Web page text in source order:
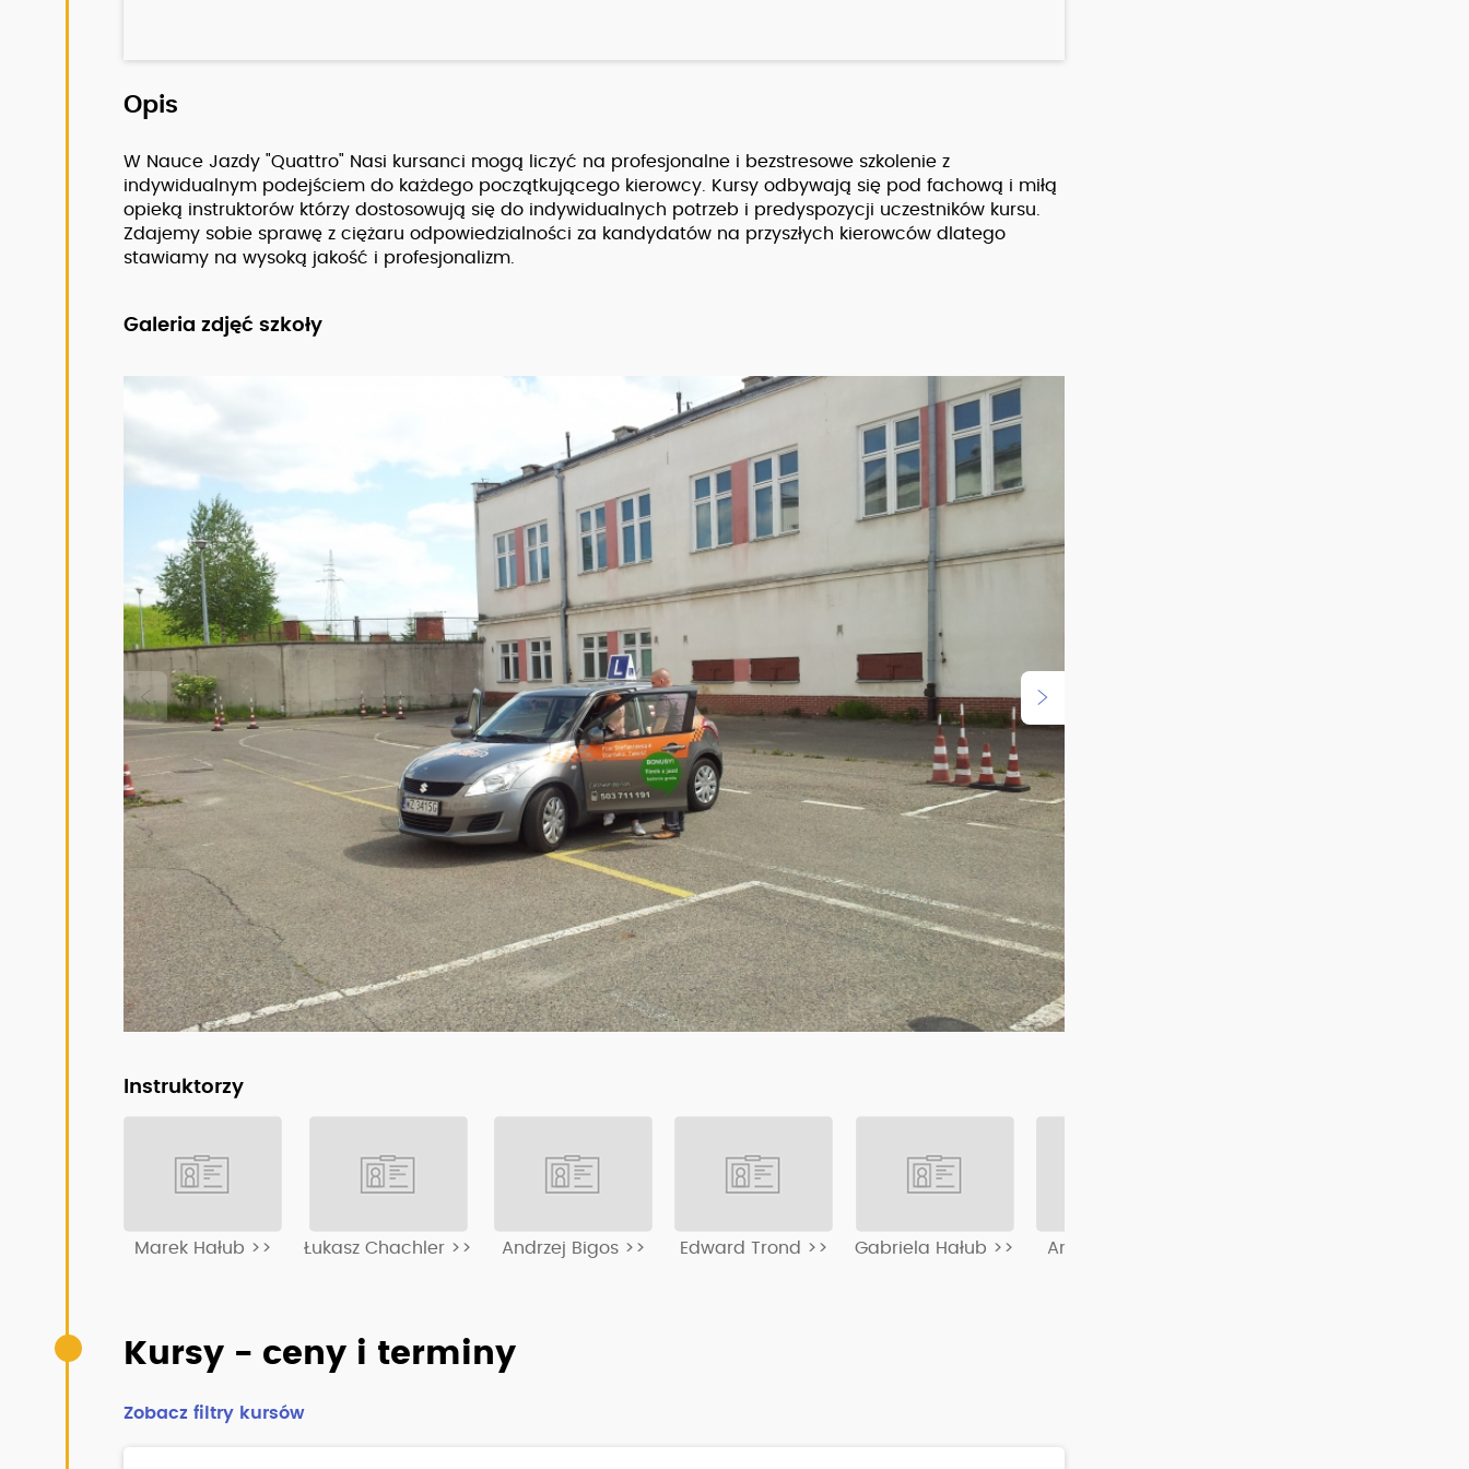
Opis
W Nauce Jazdy "Quattro" Nasi kursanci mogą liczyć na profesjonalne i bezstresowe szkolenie z
indywidualnym podejściem do każdego początkującego kierowcy. Kursy odbywają się pod fachową i miłą
opieką instruktorów którzy dostosowują się do indywidualnych potrzeb i predyspozycji uczestników kursu.
Zdajemy sobie sprawę z ciężaru odpowiedzialności za kandydatów na przyszłych kierowców dlatego
stawiamy na wysoką jakość i profesjonalizm.
Galeria zdjęć szkoły
Instruktorzy
Marek Hałub >> Łukasz Chachler >> Andrzej Bigos >> Edward Trond >> Gabriela Hałub >> Anna Waśko >>
Kursy - ceny i terminy
Zobacz filtry kursów